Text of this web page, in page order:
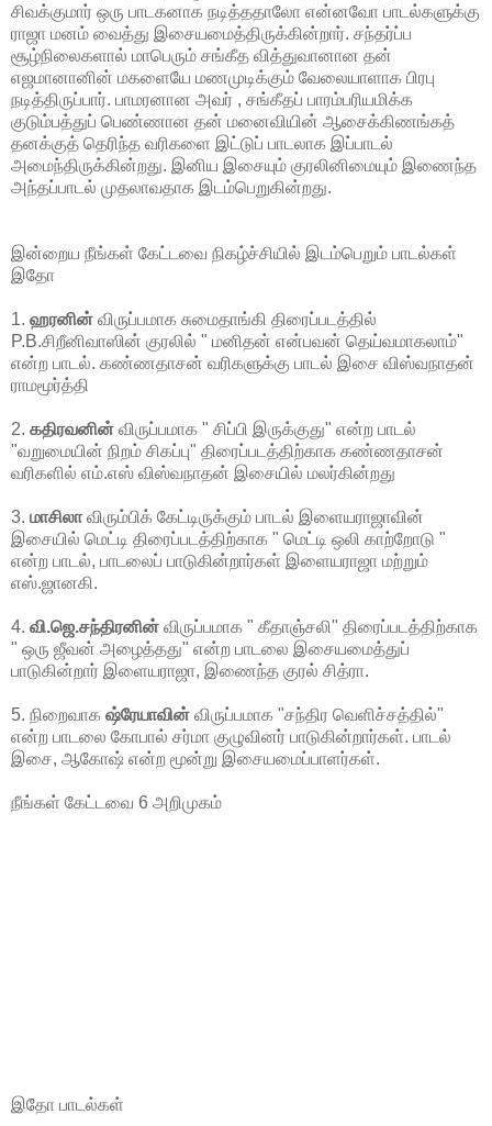
சிவக்குமார் ஒரு பாடகனாக நடித்ததாலோ என்னவோ பாடல்களுக்கு
ராஜா மனம் வைத்து இசையமைத்திருக்கின்றார். சந்தர்ப்ப
சூழ்நிலைகளால் மாபெரும் சங்கீத வித்துவானான தன்
எஜமானானின் மகளையே மணமுடிக்கும் வேலையாளாக பிரபு
நடித்திருப்பார். பாமரனான அவர் , சங்கீதப் பாரம்பரியமிக்க
குடும்பத்துப் பெண்ணான தன் மனைவியின் ஆசைக்கிணங்கத்
தனக்குத் தெரிந்த வரிகளை இட்டுப் பாடலாக இப்பாடல்
அமைந்திருக்கின்றது. இனிய இசையும் குரலினிமையும் இணைந்த
அந்தப்பாடல் முதலாவதாக இடம்பெறுகின்றது.
இன்றைய நீங்கள் கேட்டவை நிகழ்ச்சியில் இடம்பெறும் பாடல்கள்
இதோ
1. ஹரனின் விருப்பமாக சுமைதாங்கி திரைப்படத்தில்
P.B.சிறீனிவாஸின் குரலில் " மனிதன் என்பவன் தெய்வமாகலாம்"
என்ற பாடல். கண்ணதாசன் வரிகளுக்கு பாடல் இசை விஸ்வநாதன்
ராமமூர்த்தி
2. கதிரவனின் விருப்பமாக " சிப்பி இருக்குது" என்ற பாடல்
"வறுமையின் நிறம் சிகப்பு" திரைப்படத்திற்காக கண்ணதாசன்
வரிகளில் எம்.எஸ் விஸ்வநாதன் இசையில் மலர்கின்றது
3. மாசிலாவிரும்பிக் கேட்டிருக்கும் பாடல் இளையராஜாவின்
இசையில் மெட்டி திரைப்படத்திற்காக " மெட்டி ஒலி காற்றோடு "
என்ற பாடல், பாடலைப் பாடுகின்றார்கள் இளையராஜா மற்றும்
எஸ்.ஜானகி.
4. வி.ஜெ.சந்திரனின் விருப்பமாக " கீதாஞ்சலி" திரைப்படத்திற்காக
" ஒரு ஜீவன் அழைத்தது" என்ற பாடலை இசையமைத்துப்
பாடுகின்றார் இளையராஜா, இணைந்த குரல் சித்ரா.
5. நிறைவாக ஷ்ரேயாவின் விருப்பமாக "சந்திர வெளிச்சத்தில்"
என்ற பாடலை கோபால் சர்மா குழுவினர் பாடுகின்றார்கள். பாடல்
இசை, ஆகோஷ் என்ற மூன்று இசையமைப்பாளர்கள்.
நீங்கள் கேட்டவை 6 அறிமுகம்
இதோ பாடல்கள்